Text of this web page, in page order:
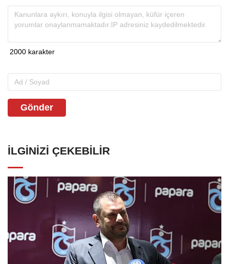
Gönder
İLGINIZI ÇEKEBILIR